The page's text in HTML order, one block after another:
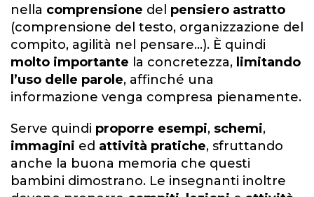
nella comprensione del pensiero astratto
(comprensione del testo, organizzazione del
compito, agilità nel pensare…). È quindi
molto importante la concretezza, limitando
l’uso delle parole, affinché una
informazione venga compresa pienamente.
Serve quindi proporre esempi, schemi,
immagini ed attività pratiche, sfruttando
anche la buona memoria che questi
bambini dimostrano. Le insegnanti inoltre